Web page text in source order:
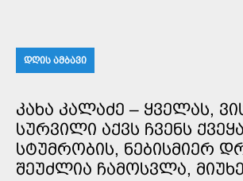
ᲓᲦᲘᲡ ᲐᲛᲑᲐᲕᲘ
ᲙᲐᲮᲐ ᲙᲐᲚᲐᲫᲔ – ᲧᲕᲔᲚᲐᲡ,
ᲡᲣᲠᲕᲘᲚᲘ ᲐᲥᲕᲡ ᲩᲕᲔᲜᲡ
ᲡᲢᲣᲛᲠᲝᲑᲘᲡ, ᲜᲔᲑᲘᲡᲛᲘᲔᲠ
ᲨᲔᲣᲫᲚᲘᲐ ᲩᲐᲛᲝᲡᲕᲚᲐ,